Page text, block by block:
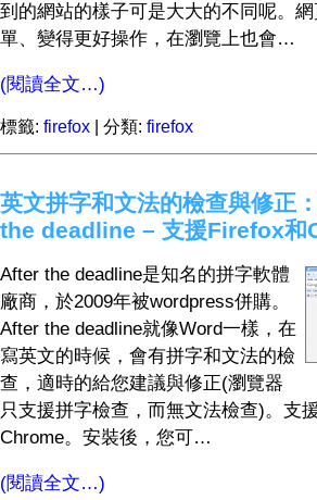
到的網站的樣子可是大大的不同呢。
單、變得更好操作，在瀏覽上也會…
(閱讀全文…)
標籤: firefox | 分類: firefox
英文拼字和文法的檢查與修正
the deadline – 支援Firefox和
After the deadline是知名的拼字軟體
廠商，於2009年被wordpress併購。
After the deadline就像Word一樣，在
寫英文的時候，會有拼字和文法的檢
查，適時的給您建議與修正(瀏覽器
只支援拼字檢查，而無文法檢查)。支
Chrome。安裝後，您可…
(閱讀全文…)